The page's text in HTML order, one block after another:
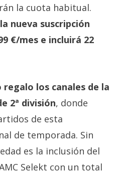
la cuota habitual.
la nueva suscripción
€/mes e incluirá 22
regalo los canales de la
2ª división, donde
de esta
de temporada. Sin
es la inclusión del
Selekt con un total